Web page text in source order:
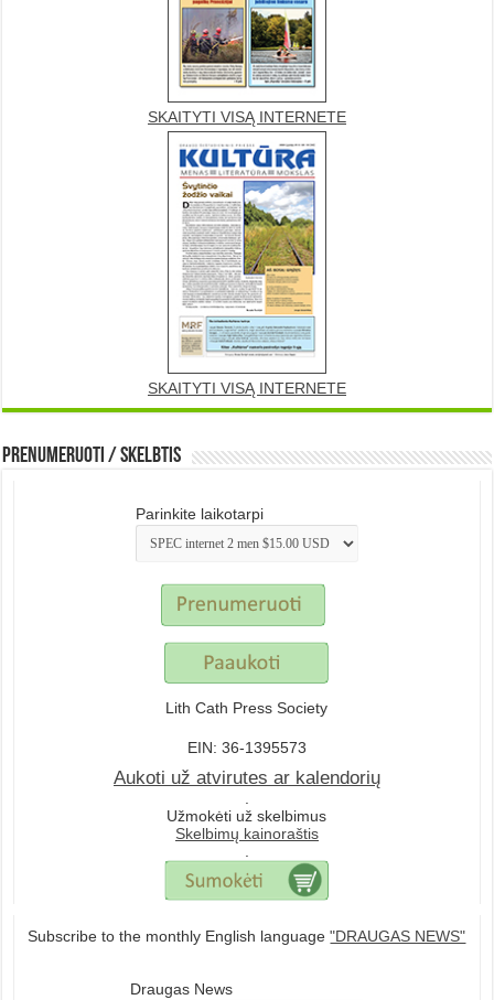
SKAITYTI VISĄ INTERNETE
SKAITYTI VISĄ INTERNETE
Prenumeruoti / Skelbtis
Parinkite laikotarpi
Lith Cath Press Society
EIN: 36-1395573
Aukoti už atvirutes ar kalendorių
.
Užmokėti už skelbimus
Skelbimų kainoraštis
.
Subscribe to the monthly English language"DRAUGAS NEWS"
Draugas News